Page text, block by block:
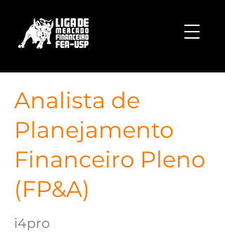
Analista de
Planejamento
Financeiro Pleno
(FP&A)
i4pro